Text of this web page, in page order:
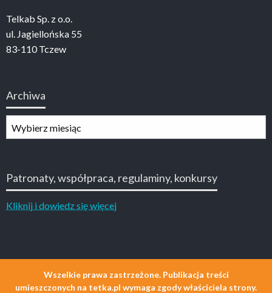
Telkab Sp. z o.o.
ul. Jagiellońska 55
83-110 Tczew
Archiwa
Patronaty, współpraca, regulaminy, konkursy
Kliknij i dowiedz się więcej
Wszelkie prawa zastrzeżone. Publikacja treści
umieszczonych na tetka.pl wymaga zgody właściciela strony.